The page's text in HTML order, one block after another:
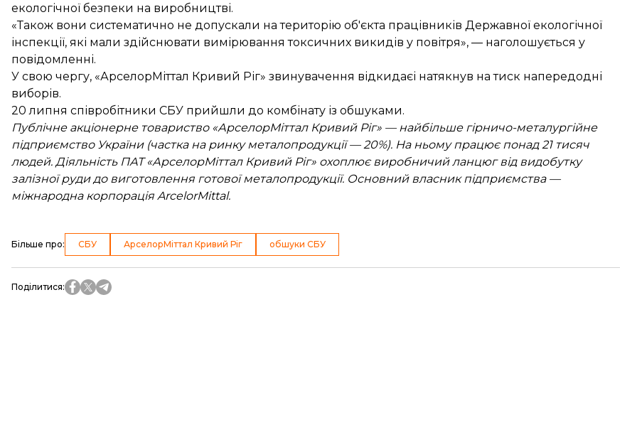
екологічної безпеки на виробництві.
«Також вони систематично не допускали на територію об'єкта працівників Державної екологічної
інспекції, які мали здійснювати вимірювання токсичних викидів у повітря», — наголошується у
повідомленні.
У свою чергу, «АрселорМіттал Кривий Ріг» звинувачення відкидаєі натякнув на тиск напередодні
виборів.
20 липня співробітники СБУ прийшли до комбінату із обшуками.
Публічне акціонерне товариство «АрселорМіттал Кривий Ріг» — найбільше гірничо-металургійне
підприємство України (частка на ринку металопродукції — 20%). На ньому працює понад 21 тисяч
людей. Діяльність ПАТ «АрселорМіттал Кривий Ріг» охоплює виробничий ланцюг від видобутку
залізної руди до виготовлення готової металопродукції. Основний власник підприємства —
міжнародна корпорація ArcelorMittal.
Більше про: СБУ АрселорМіттал Кривий Ріг обшуки СБУ
Поділитися: